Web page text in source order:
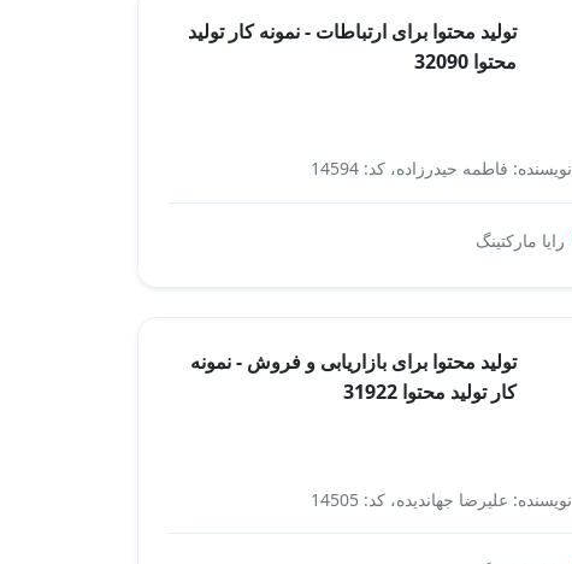
تولید محتوا برای ارتباطات - نمونه کار تولید
محتوا 32090
نویسنده: فاطمه حیدرزاده، کد: 14594
رایا مارکتینگ
تولید محتوا برای بازاریابی و فروش - نمونه
کار تولید محتوا 31922
نویسنده: علیرضا جهاندیده، کد: 14505